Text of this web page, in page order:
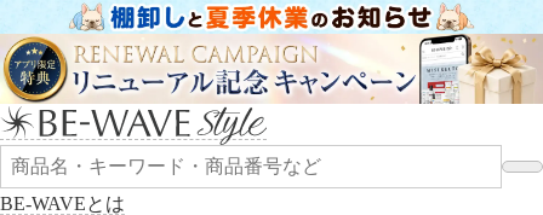
BE-WAVEとは